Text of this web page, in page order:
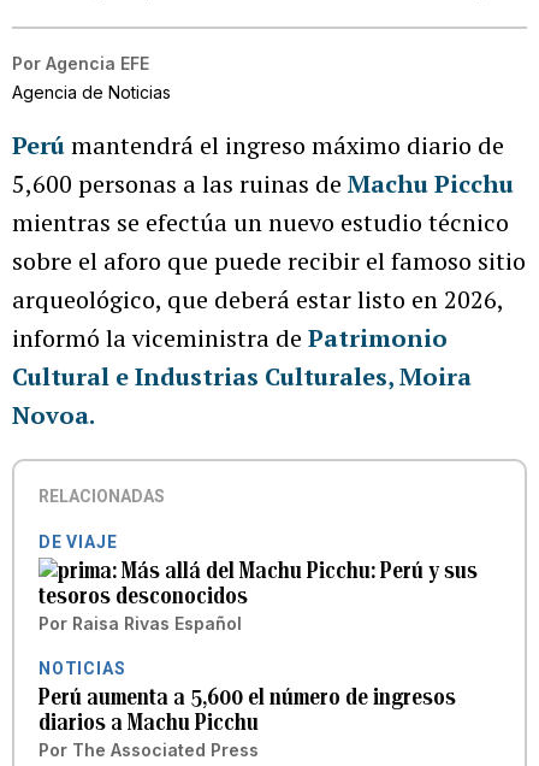
Por Agencia EFE
Agencia de Noticias
Perúmantendrá el ingreso máximo diario de
5,600 personas a las ruinas de Machu Picchu
mientras se efectúa un nuevo estudio técnico
sobre el aforo que puede recibir el famoso sitio
arqueológico, que deberá estar listo en 2026,
informó la viceministra de Patrimonio
Cultural e Industrias Culturales, Moira
Novoa.
RELACIONADAS
DE VIAJE
Más allá del Machu Picchu: Perú y sus
tesoros desconocidos
Por Raisa Rivas Español
NOTICIAS
Perú aumenta a 5,600 el número de ingresos
diarios a Machu Picchu
Por The Associated Press